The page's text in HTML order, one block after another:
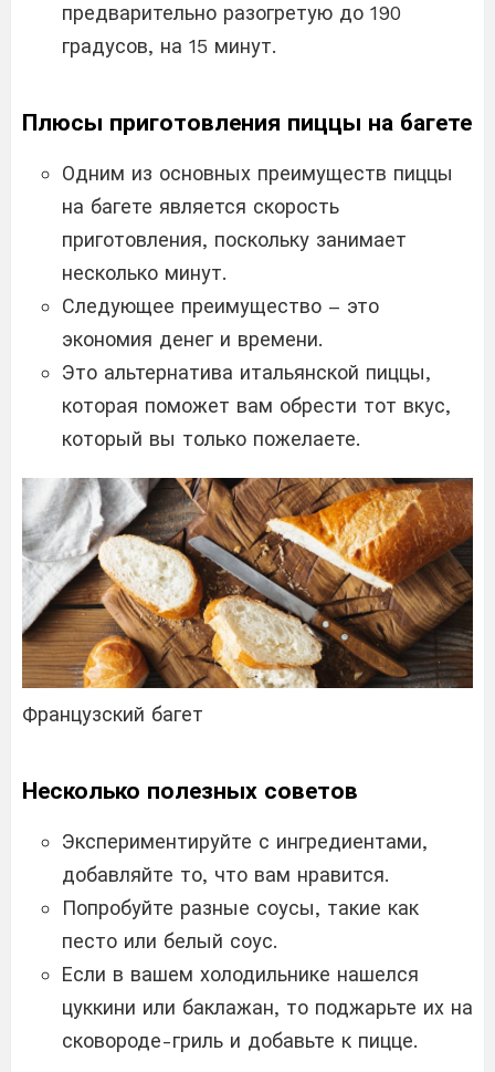
предварительно разогретую до 190
градусов, на 15 минут.
Плюсы приготовления пиццы на багете
Одним из основных преимуществ пиццы
на багете является скорость
приготовления, поскольку занимает
несколько минут.
Следующее преимущество – это
экономия денег и времени.
Это альтернатива итальянской пиццы,
которая поможет вам обрести тот вкус,
который вы только пожелаете.
Французский багет
Несколько полезных советов
Экспериментируйте с ингредиентами,
добавляйте то, что вам нравится.
Попробуйте разные соусы, такие как
песто или белый соус.
Если в вашем холодильнике нашелся
цуккини или баклажан, то поджарьте их на
сковороде-гриль и добавьте к пицце.